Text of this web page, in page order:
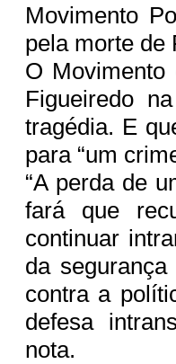
Movimento
pela morte de
O
Figueiredo
tragédia. E
para “um
“A perda de
fará que
continuar
da
contra a
defesa
nota.